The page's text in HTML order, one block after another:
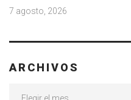
7 agosto, 2026
ARCHIVOS